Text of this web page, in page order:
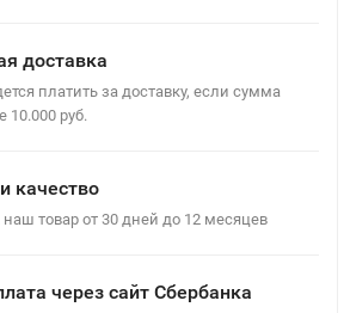
доставка
платить за доставку, если сумма
10.000 руб.
качество
наш товар от 30 дней до 12 месяцев
через сайт Сбербанка